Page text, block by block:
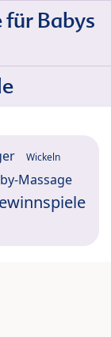
Babys
Wickeln
Massage